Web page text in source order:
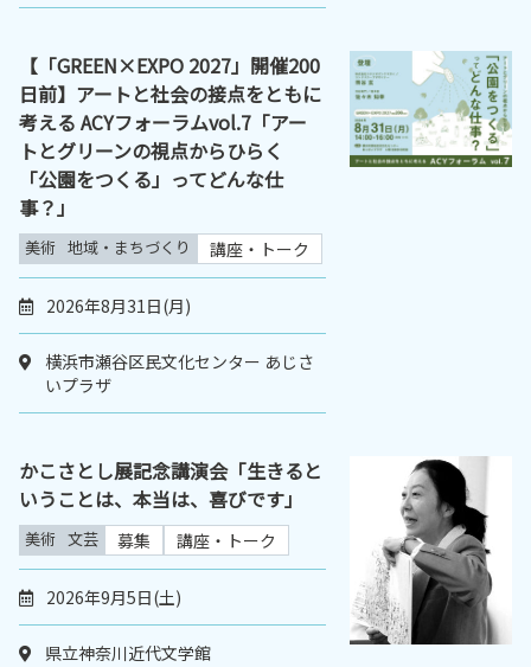
【「GREEN×EXPO 2027」開催200
日前】アートと社会の接点をともに
考える ACYフォーラムvol.7「アー
トとグリーンの視点からひらく
「公園をつくる」ってどんな仕
事？」
美術 地域・まちづくり 講座・トーク
2026年8月31日(月)
横浜市瀬谷区民文化センター あじさ
いプラザ
かこさとし展記念講演会「生きると
いうことは、本当は、喜びです」
美術 文芸 募集 講座・トーク
2026年9月5日(土)
県立神奈川近代文学館